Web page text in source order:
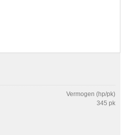
Vermogen (hp/pk)
345 pk